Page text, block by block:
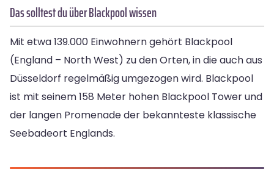
Das solltest du über Blackpool wissen
Mit etwa 139.000 Einwohnern gehört Blackpool
(England – North West) zu den Orten, in die auch aus
Düsseldorf regelmäßig umgezogen wird. Blackpool
ist mit seinem 158 Meter hohen Blackpool Tower und
der langen Promenade der bekannteste klassische
Seebadeort Englands.